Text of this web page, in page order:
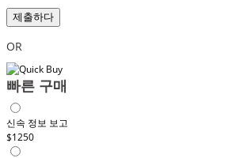
제출하다
OR
빠른 구매
신속 정보 보고
$1250